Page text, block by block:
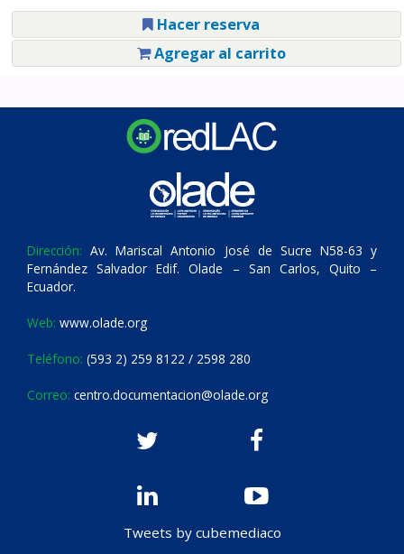
Hacer reserva
Agregar al carrito
Dirección: Av. Mariscal Antonio José de Sucre N58-63 y
Fernández Salvador Edif. Olade – San Carlos, Quito –
Ecuador.
Web: www.olade.org
Teléfono: (593 2) 259 8122 / 2598 280
Correo: centro.documentacion@olade.org
Tweets by cubemediaco